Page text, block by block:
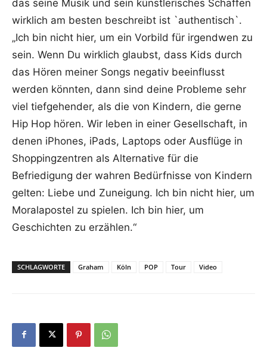
das seine Musik und sein künstlerisches Schaffen
wirklich am besten beschreibt ist `authentisch`.
„Ich bin nicht hier, um ein Vorbild für irgendwen zu
sein. Wenn Du wirklich glaubst, dass Kids durch
das Hören meiner Songs negativ beeinflusst
werden könnten, dann sind deine Probleme sehr
viel tiefgehender, als die von Kindern, die gerne
Hip Hop hören. Wir leben in einer Gesellschaft, in
denen iPhones, iPads, Laptops oder Ausflüge in
Shoppingzentren als Alternative für die
Befriedigung der wahren Bedürfnisse von Kindern
gelten: Liebe und Zuneigung. Ich bin nicht hier, um
Moralapostel zu spielen. Ich bin hier, um
Geschichten zu erzählen.“
SCHLAGWORTE Graham Köln POP Tour Video